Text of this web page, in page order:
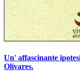
Un' affascinante
Olivares.